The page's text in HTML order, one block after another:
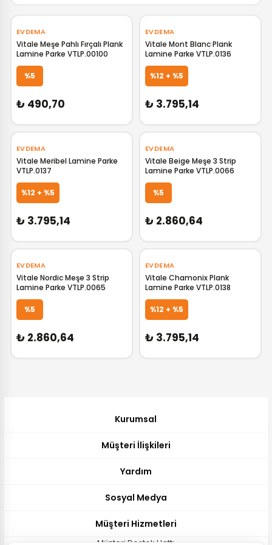
GELİNCE HABER VER
EVDEMA
Vitale Meşe Pahlı Fırçalı Plank
Lamine Parke VTLP.00100
%5
₺ 490,70
GELİNCE HABER VER
EVDEMA
Vitale Mont Blanc Plank
Lamine Parke VTLP.0136
%12 + %5
₺ 3.795,14
GELİNCE HABER VER
EVDEMA
Vitale Meribel Lamine Parke
VTLP.0137
%12 + %5
₺ 3.795,14
GELİNCE HABER VER
EVDEMA
Vitale Beige Meşe 3 Strip
Lamine Parke VTLP.0066
%5
₺ 2.860,64
GELİNCE HABER VER
EVDEMA
Vitale Nordic Meşe 3 Strip
Lamine Parke VTLP.0065
%5
₺ 2.860,64
GELİNCE HABER VER
EVDEMA
Vitale Chamonix Plank
Lamine Parke VTLP.0138
%12 + %5
₺ 3.795,14
Kurumsal
Müşteri İlişkileri
Yardım
Sosyal Medya
Müşteri Hizmetleri